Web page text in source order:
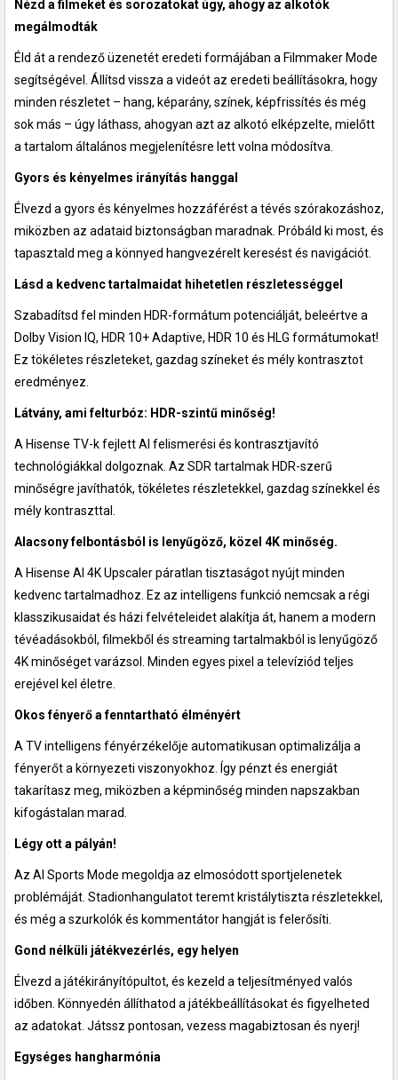
Nézd a filmeket és sorozatokat úgy, ahogy az alkotók
megálmodták
Éld át a rendező üzenetét eredeti formájában a Filmmaker Mode
segítségével. Állítsd vissza a videót az eredeti beállításokra, hogy
minden részletet – hang, képarány, színek, képfrissítés és még
sok más – úgy láthass, ahogyan azt az alkotó elképzelte, mielőtt
a tartalom általános megjelenítésre lett volna módosítva.
Gyors és kényelmes irányítás hanggal
Élvezd a gyors és kényelmes hozzáférést a tévés szórakozáshoz,
miközben az adataid biztonságban maradnak. Próbáld ki most, és
tapasztald meg a könnyed hangvezérelt keresést és navigációt.
Lásd a kedvenc tartalmaidat hihetetlen részletességgel
Szabadítsd fel minden HDR-formátum potenciálját, beleértve a
Dolby Vision IQ, HDR 10+ Adaptive, HDR 10 és HLG formátumokat!
Ez tökéletes részleteket, gazdag színeket és mély kontrasztot
eredményez.
Látvány, ami felturbóz: HDR-szintű minőség!
A Hisense TV-k fejlett AI felismerési és kontrasztjavító
technológiákkal dolgoznak. Az SDR tartalmak HDR-szerű
minőségre javíthatók, tökéletes részletekkel, gazdag színekkel és
mély kontraszttal.
Alacsony felbontásból is lenyűgöző, közel 4K minőség.
A Hisense AI 4K Upscaler páratlan tisztaságot nyújt minden
kedvenc tartalmadhoz. Ez az intelligens funkció nemcsak a régi
klasszikusaidat és házi felvételeidet alakítja át, hanem a modern
tévéadásokból, filmekből és streaming tartalmakból is lenyűgöző
4K minőséget varázsol. Minden egyes pixel a televíziód teljes
erejével kel életre.
Okos fényerő a fenntartható élményért
A TV intelligens fényérzékelője automatikusan optimalizálja a
fényerőt a környezeti viszonyokhoz. Így pénzt és energiát
takarítasz meg, miközben a képminőség minden napszakban
kifogástalan marad.
Légy ott a pályán!
Az AI Sports Mode megoldja az elmosódott sportjelenetek
problémáját. Stadionhangulatot teremt kristálytiszta részletekkel,
és még a szurkolók és kommentátor hangját is felerősíti.
Gond nélküli játékvezérlés, egy helyen
Élvezd a játékirányítópultot, és kezeld a teljesítményed valós
időben. Könnyedén állíthatod a játékbeállításokat és figyelheted
az adatokat. Játssz pontosan, vezess magabiztosan és nyerj!
Egységes hangharmónia